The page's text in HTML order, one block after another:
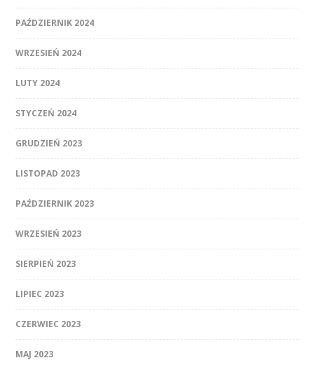
PAŹDZIERNIK 2024
WRZESIEŃ 2024
LUTY 2024
STYCZEŃ 2024
GRUDZIEŃ 2023
LISTOPAD 2023
PAŹDZIERNIK 2023
WRZESIEŃ 2023
SIERPIEŃ 2023
LIPIEC 2023
CZERWIEC 2023
MAJ 2023